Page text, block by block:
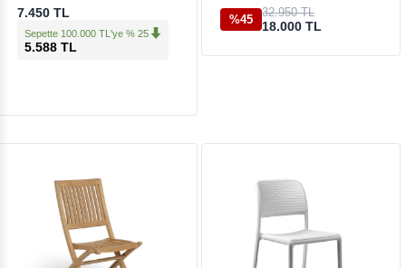
7.450 TL
Sepette 100.000 TL'ye % 25
5.588 TL
%45
32.950 TL
18.000 TL